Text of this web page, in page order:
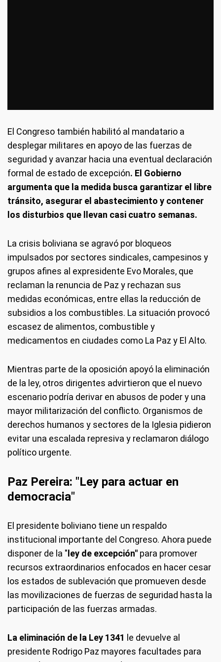
El Congreso también habilitó al mandatario a
desplegar militares en apoyo de las fuerzas de
seguridad y avanzar hacia una eventual declaración
formal de estado de excepción. El Gobierno
argumenta que la medida busca garantizar el libre
tránsito, asegurar el abastecimiento y contener
los disturbios que llevan casi cuatro semanas.
La crisis boliviana se agravó por bloqueos
impulsados por sectores sindicales, campesinos y
grupos afines al expresidente Evo Morales, que
reclaman la renuncia de Paz y rechazan sus
medidas económicas, entre ellas la reducción de
subsidios a los combustibles. La situación provocó
escasez de alimentos, combustible y
medicamentos en ciudades como La Paz y El Alto.
Mientras parte de la oposición apoyó la eliminación
de la ley, otros dirigentes advirtieron que el nuevo
escenario podría derivar en abusos de poder y una
mayor militarización del conflicto. Organismos de
derechos humanos y sectores de la Iglesia pidieron
evitar una escalada represiva y reclamaron diálogo
político urgente.
Paz Pereira: "Ley para actuar en
democracia"
El presidente boliviano tiene un respaldo
institucional importante del Congreso. Ahora puede
disponer de la "ley de excepción" para promover
recursos extraordinarios enfocados en hacer cesar
los estados de sublevación que promueven desde
las movilizaciones de fuerzas de seguridad hasta la
participación de las fuerzas armadas.
La eliminación de la Ley 1341 le devuelve al
presidente Rodrigo Paz mayores facultades para